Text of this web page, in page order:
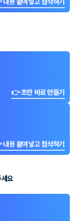
👉 초안 바로 만들기
용 붙여넣고 첨삭하기
세요